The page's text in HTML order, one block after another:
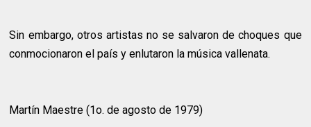
Sin embargo, otros artistas no se salvaron de choques que
conmocionaron el país y enlutaron la música vallenata.
Martín Maestre (1o. de agosto de 1979)